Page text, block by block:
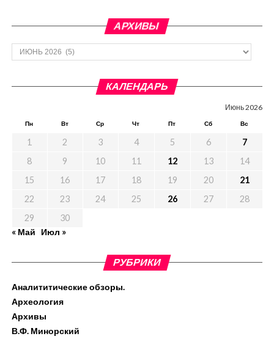
АРХИВЫ
Архивы
КАЛЕНДАРЬ
Июнь 2026
Пн Вт Ср Чт Пт Сб Вс
1 2 3 4 5 6
7
8
9 10 11 12 13
14
15
16 17 18 19 20
21
22
23 24 25 26 27
28
29
30
« Май
Июл »
РУБРИКИ
Аналититические обзоры.
Археология
Архивы
В.Ф. Минорский